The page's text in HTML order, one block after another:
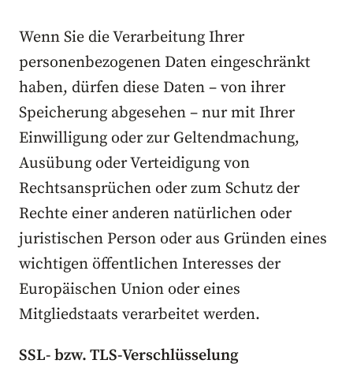
Wenn Sie die Verarbeitung Ihrer
personenbezogenen Daten eingeschränkt
haben, dürfen diese Daten – von ihrer
Speicherung abgesehen – nur mit Ihrer
Einwilligung oder zur Geltendmachung,
Ausübung oder Verteidigung von
Rechtsansprüchen oder zum Schutz der
Rechte einer anderen natürlichen oder
juristischen Person oder aus Gründen eines
wichtigen öffentlichen Interesses der
Europäischen Union oder eines
Mitgliedstaats verarbeitet werden.
SSL- bzw. TLS-Verschlüsselung